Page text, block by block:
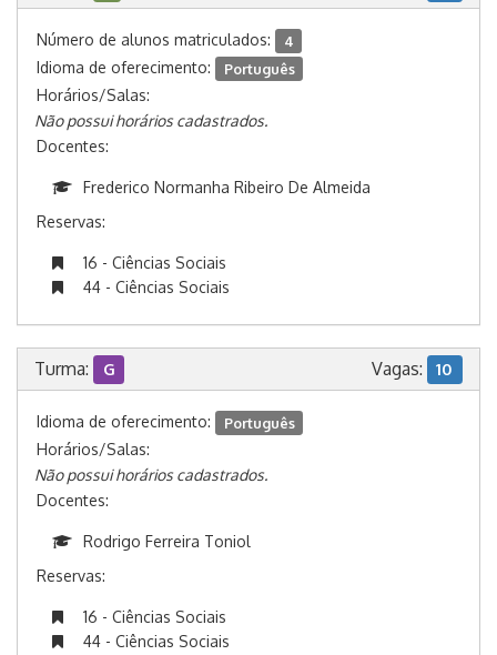
Número de alunos matriculados: 4
Idioma de oferecimento: Português
Horários/Salas:
Não possui horários cadastrados.
Docentes:
Frederico Normanha Ribeiro De Almeida
Reservas:
16 - Ciências Sociais
44 - Ciências Sociais
Turma: G Vagas: 10
Idioma de oferecimento: Português
Horários/Salas:
Não possui horários cadastrados.
Docentes:
Rodrigo Ferreira Toniol
Reservas:
16 - Ciências Sociais
44 - Ciências Sociais